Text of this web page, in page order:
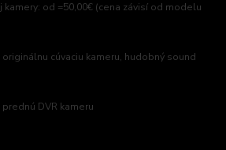
kamery: od =50,00€ (cena závisí od modelu
cúvaciu kameru, hudobný sound
DVR kameru